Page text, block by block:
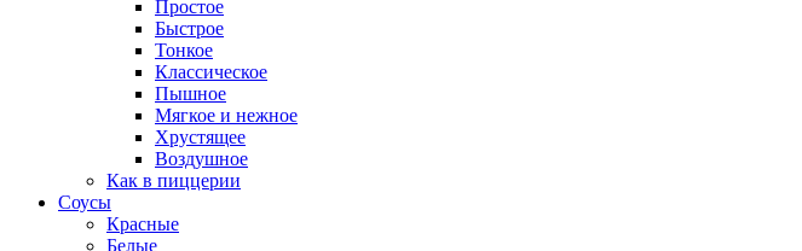
Простое
Быстрое
Тонкое
Классическое
Пышное
Мягкое и нежное
Хрустящее
Воздушное
Как в пиццерии
Соусы
Красные
Белые